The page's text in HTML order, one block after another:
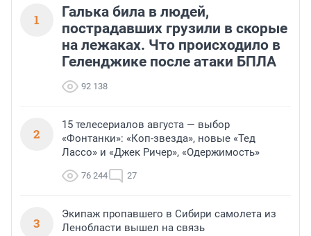
1
Галька била в людей,
пострадавших грузили в скорые
на лежаках. Что происходило в
Геленджике после атаки БПЛА
92 138
2
15 телесериалов августа — выбор
«Фонтанки»: «Коп-звезда», новые «Тед
Лассо» и «Джек Ричер», «Одержимость»
76 244 27
3
Экипаж пропавшего в Сибири самолета из
Ленобласти вышел на связь